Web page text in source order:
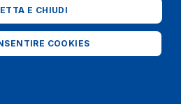
FRENCH
E CHIUDI
COOKIES